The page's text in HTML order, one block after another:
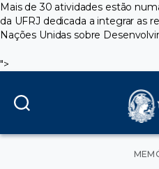
Mais de 30 atividades estão
da UFRJ dedicada a integrar as
Nações Unidas sobre
">